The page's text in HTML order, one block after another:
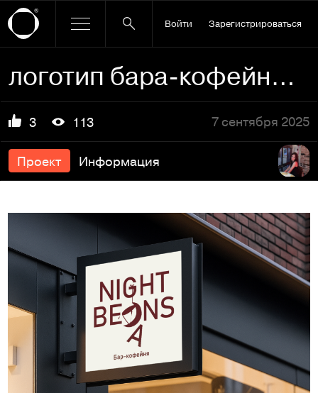
Войти Зарегистрироваться
логотип бара-кофейни "NIGHT BEANS"
3 113 7 сентября 2025
Проект Информация